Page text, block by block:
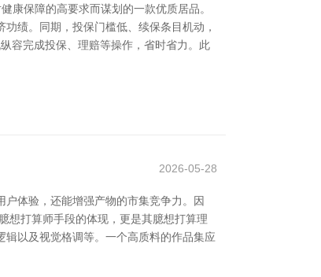
康保障的高要求而谋划的一款优质居品。
绩。同期，投保门槛低、续保条目机动，
容完成投保、理赔等操作，省时省力。此
2026-05-28
体验，还能增强产物的市集竞争力。因
想打算师手段的体现，更是其臆想打算理
以及视觉格调等。一个高质料的作品集应